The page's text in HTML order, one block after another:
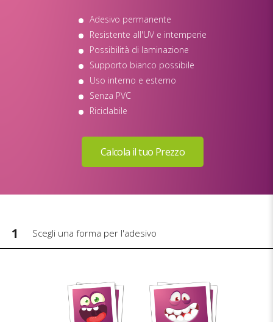
Adesivo permanente
Resistente all'UV e intemperie
Possibilità di laminazione
Supporto bianco possibile
Uso interno e esterno
Senza PVC
Riciclabile
1 Scegli una forma per l'adesivo